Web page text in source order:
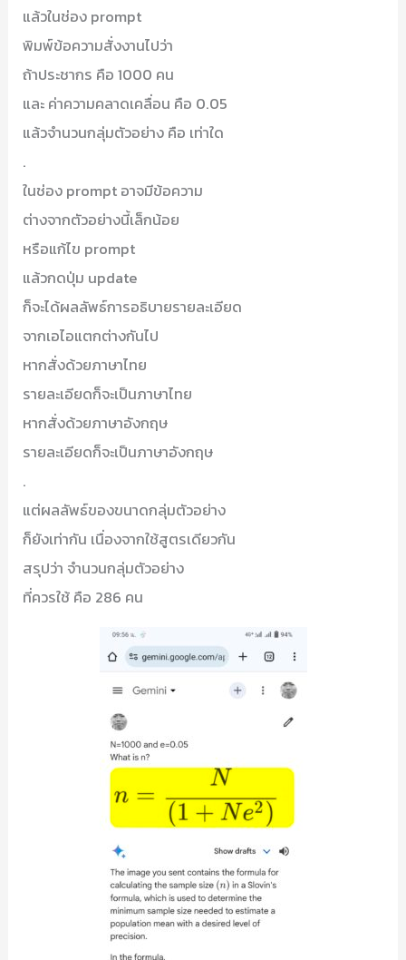
แล้วในช่อง prompt
พิมพ์ข้อความสั่งงานไปว่า
ถ้าประชากร คือ 1000 คน
และ ค่าความคลาดเคลื่อน คือ 0.05
แล้วจำนวนกลุ่มตัวอย่าง คือ เท่าใด
.
ในช่อง prompt อาจมีข้อความ
ต่างจากตัวอย่างนี้เล็กน้อย
หรือแก้ไข prompt
แล้วกดปุ่ม update
ก็จะได้ผลลัพธ์การอธิบายรายละเอียด
จากเอไอแตกต่างกันไป
หากสั่งด้วยภาษาไทย
รายละเอียดก็จะเป็นภาษาไทย
หากสั่งด้วยภาษาอังกฤษ
รายละเอียดก็จะเป็นภาษาอังกฤษ
.
แต่ผลลัพธ์ของขนาดกลุ่มตัวอย่าง
ก็ยังเท่ากัน เนื่องจากใช้สูตรเดียวกัน
สรุปว่า จำนวนกลุ่มตัวอย่าง
ที่ควรใช้ คือ 286 คน